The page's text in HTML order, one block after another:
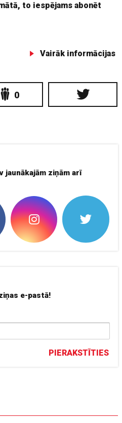
to iespējams abonēt
Vairāk informācijas
0
jaunākajām ziņām arī
e-pastā!
PIERAKSTĪTIES